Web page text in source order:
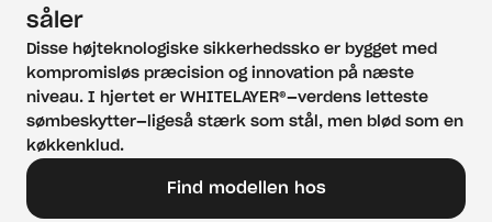
såler
Disse højteknologiske sikkerhedssko er bygget med
kompromisløs præcision og innovation på næste
niveau. I hjertet er WHITELAYER®—verdens letteste
sømbeskytter—ligeså stærk som stål, men blød som en
køkkenklud.
Find modellen hos